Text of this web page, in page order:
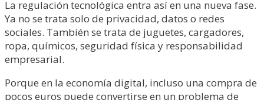
La regulación tecnológica entra así en una nueva fase.
Ya no se trata solo de privacidad, datos o redes
sociales. También se trata de juguetes, cargadores,
ropa, químicos, seguridad física y responsabilidad
empresarial.
Porque en la economía digital, incluso una compra de
pocos euros puede convertirse en un problema de